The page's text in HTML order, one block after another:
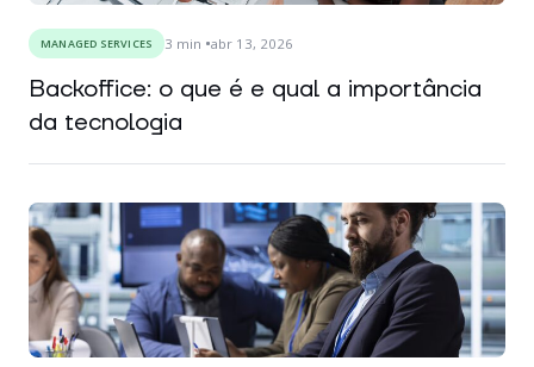
MANAGED SERVICES 3 min abr 13, 2026
Backoffice: o que é e qual a importância
da tecnologia